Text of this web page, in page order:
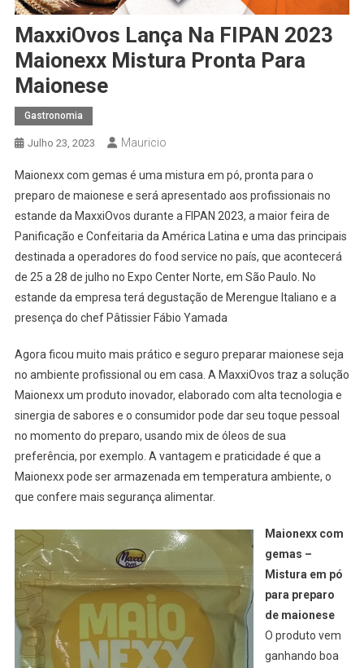
MaxxiOvos Lança Na FIPAN 2023
Maionexx Mistura Pronta Para
Maionese
Gastronomia
Julho 23, 2023 Mauricio
Maionexx com gemas é uma mistura em pó, pronta para o
preparo de maionese e será apresentado aos profissionais no
estande da MaxxiOvos durante a FIPAN 2023, a maior feira de
Panificação e Confeitaria da América Latina e uma das principais
destinada a operadores do food service no país, que acontecerá
de 25 a 28 de julho no Expo Center Norte, em São Paulo. No
estande da empresa terá degustação de Merengue Italiano e a
presença do chef Pâtissier Fábio Yamada
Agora ficou muito mais prático e seguro preparar maionese seja
no ambiente profissional ou em casa. A MaxxiOvos traz a solução
Maionexx um produto inovador, elaborado com alta tecnologia e
sinergia de sabores e o consumidor pode dar seu toque pessoal
no momento do preparo, usando mix de óleos de sua
preferência, por exemplo. A vantagem e praticidade é que a
Maionexx pode ser armazenada em temperatura ambiente, o
que confere mais segurança alimentar.
Maionexx com
gemas –
Mistura em pó
para preparo
de maionese
O produto vem
ganhando boa